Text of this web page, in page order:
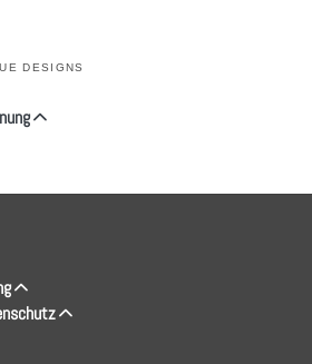
DESIGNS